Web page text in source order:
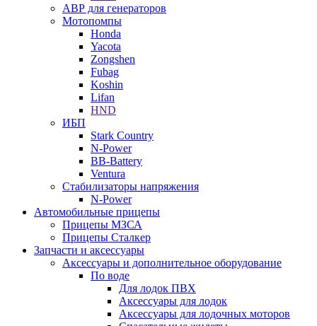
АВР для генераторов
Мотопомпы
Honda
Yacota
Zongshen
Fubag
Koshin
Lifan
HND
ИБП
Stark Country
N-Power
BB-Battery
Ventura
Стабилизаторы напряжения
N-Power
Автомобильные прицепы
Прицепы МЗСА
Прицепы Сталкер
Запчасти и аксессуары
Аксессуары и дополнительное оборудование
По воде
Для лодок ПВХ
Аксессуары для лодок
Аксессуары для лодочных моторов